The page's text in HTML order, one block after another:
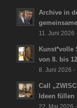
Archive in
11. Juni 2026
Kunst*volle
von 8. bis
8. Juni 2026 -
Call
Ideen füllen
22. Mai 2026